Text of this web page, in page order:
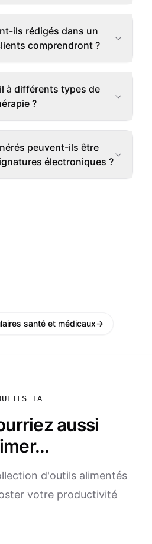
ils rédigés dans un
comprendront ?
à différents types de
?
peuvent-ils être
électroniques ?
santé et médicaux→
IA
aussi
d'outils alimentés
votre productivité